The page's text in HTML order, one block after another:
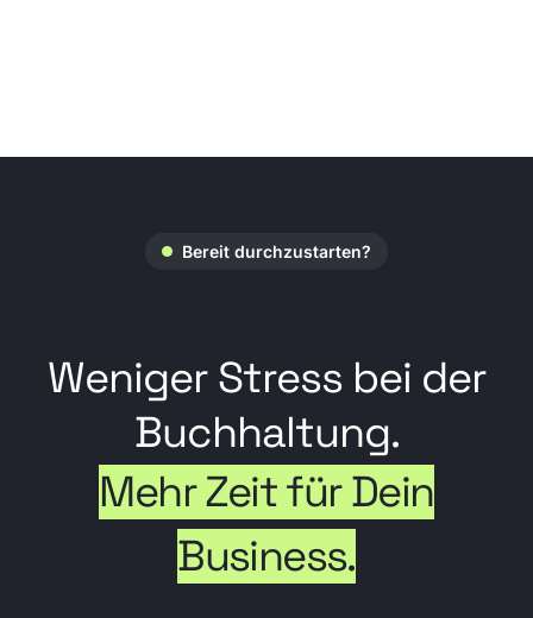
Bereit durchzustarten?
Weniger Stress bei der
Buchhaltung.
Mehr Zeit für Dein
Business.